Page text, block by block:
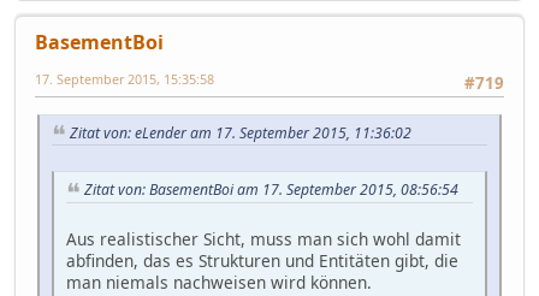
BasementBoi
#719
17. September 2015, 15:35:58
Zitat von: eLender am 17. September 2015, 11:36:02
Zitat von: BasementBoi am 17. September 2015, 08:56:54
Aus realistischer Sicht, muss man sich wohl damit
abfinden, das es Strukturen und Entitäten gibt, die
man niemals nachweisen wird können.